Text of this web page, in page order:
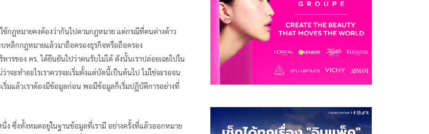
กฎหมายคงต้องว่ากันไปตามกฎหมาย แต่กรณีที่คนต่างด้าว
หลีกกฎหมายแล้วมาถือครองธุรกิจหรือถือครอง
ของ ตร. ได้ยืนยันไปว่าตนรับไม่ได้ ดังนั้นเราปล่อยเฉยไปใน
จะทำอะไรเราควรจะเริ่มตั้งแต่บัดนี้เป็นต้นไป ไม่ใช่จะรอจน
ริ่มแล้วเราต้องมีข้อมูลก่อน พอมีข้อมูลก็เริ่มปฏิบัติการอย่างที่
ซึ่งทั้งหมดอยู่ในฐานข้อมูลที่เรามี อย่างครั้งที่แล้วออกหมาย